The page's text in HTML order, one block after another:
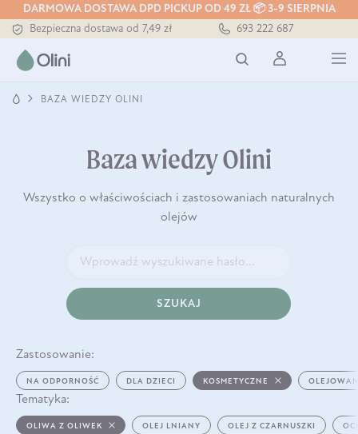
DARMOWA DOSTAWA DPD PICKUP OD 49 ZŁ 📦 3-9 SIERPNIA
Tłoczony zawsze na zimno
Bezpieczna dostawa od 7,49 zł
Darmowa dostawa od 199 zł
Tłoczony zawsze na zimno
693 222 687
BAZA WIEDZY OLINI
Baza wiedzy Olini
Wszystko o właściwościach i zastosowaniach naturalnych
olejów
SZUKAJ
Zastosowanie:
NA ODPORNOŚĆ DLA DZIECI KOSMETYCZNE
Tematyka:
OLIWA Z OLIWEK OLEJ LNIANY OLEJ Z CZARNUSZKI